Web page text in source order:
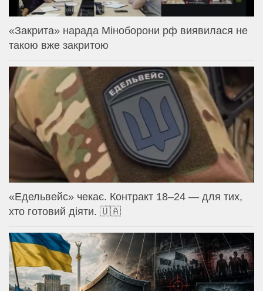
«Закрита» нарада Міноборони рф виявилася не
такою вже закритою
«Едельвейс» чекає. Контракт 18–24 — для тих,
хто готовий діяти. 🇺🇦